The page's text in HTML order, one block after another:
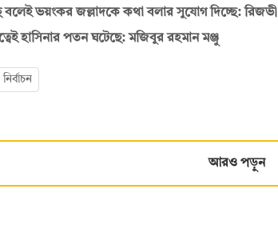
বলেই ভয়ংকর জল্লাদকে কথা বলার সুযোগ দিচ্ছে: রিজভী
হাসিনার পতন ঘটেছে: মজিবুর রহমান মঞ্জু
নির্বাচন
আরও পড়ুন